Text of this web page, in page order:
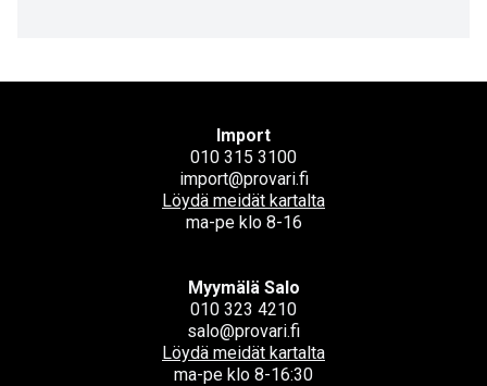
Import
010 315 3100
import@provari.fi
Löydä meidät kartalta
ma-pe klo 8-16
Myymälä Salo
010 323 4210
salo@provari.fi
Löydä meidät kartalta
ma-pe klo 8-16:30